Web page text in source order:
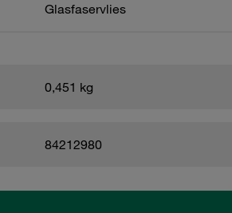
Glasfaservlies
0,451 kg
84212980